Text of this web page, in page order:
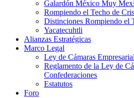
Galardón México Muy
Rompiendo el Techo de
Distinciones Rompiendo el
Yacatecuhtli
Alianzas Estratégicas
Marco Legal
Ley de Cámaras
Reglamento de la Ley de
Confederaciones
Estatutos
Foro